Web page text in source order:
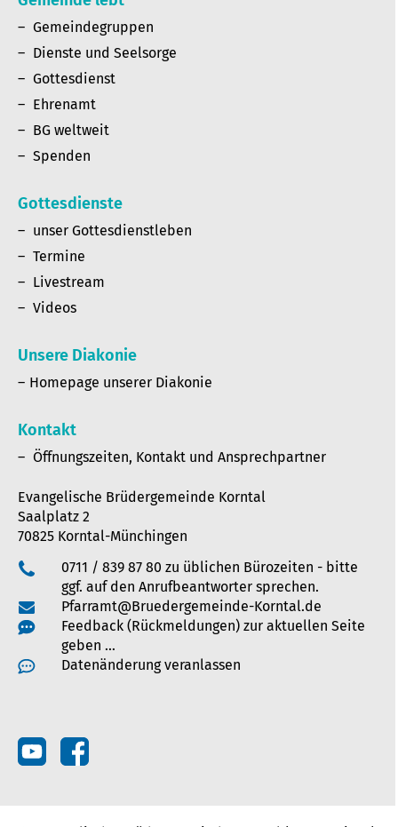
Gemeindegruppen
Dienste und Seelsorge
Gottesdienst
Ehrenamt
BG weltweit
Spenden
Gottesdienste
unser Gottesdienstleben
Termine
Livestream
Videos
Unsere Diakonie
Homepage unserer Diakonie
Kontakt
Öffnungszeiten, Kontakt und Ansprechpartner
Evangelische Brüdergemeinde Korntal
Saalplatz 2
70825 Korntal-Münchingen
0711 / 839 87 80 zu üblichen Bürozeiten - bitte
ggf. auf den Anrufbeantworter sprechen.
Pfarramt@Bruedergemeinde-Korntal.de
Feedback (Rückmeldungen) zur aktuellen Seite
geben …
Datenänderung veranlassen